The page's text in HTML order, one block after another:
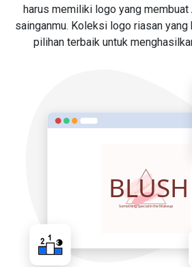
harus memiliki logo yang membuat
sainganmu. Koleksi logo riasan yang
pilihan terbaik untuk